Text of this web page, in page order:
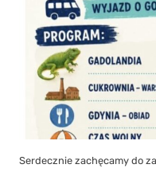
Serdecznie zachęcamy do